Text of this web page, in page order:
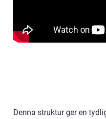
Denna struktur ger en